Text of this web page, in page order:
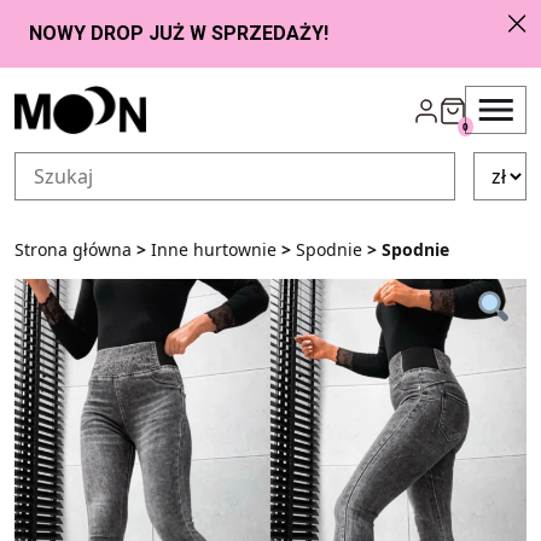
Przejdź do zawartości
0
Strona główna > Inne hurtownie > Spodnie > Spodnie